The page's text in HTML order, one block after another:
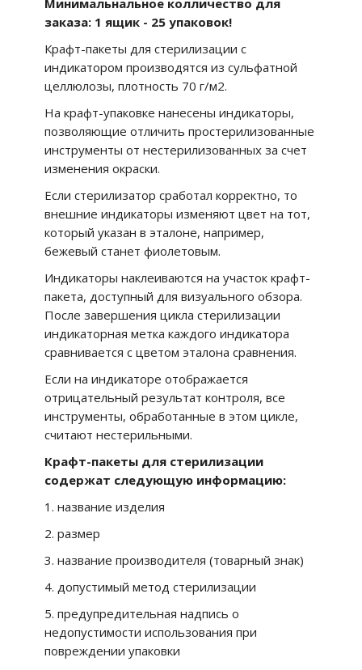
Минимальнальное колличество для
заказа: 1 ящик - 25 упаковок!
Крафт-пакеты для стерилизации с
индикатором производятся из сульфатной
целлюлозы, плотность 70 г/м2.
На крафт-упаковке нанесены индикаторы,
позволяющие отличить простерилизованные
инструменты от нестерилизованных за счет
изменения окраски.
Если стерилизатор сработал корректно, то
внешние индикаторы изменяют цвет на тот,
который указан в эталоне, например,
бежевый станет фиолетовым.
Индикаторы наклеиваются на участок крафт-
пакета, доступный для визуального обзора.
После завершения цикла стерилизации
индикаторная метка каждого индикатора
сравнивается с цветом эталона сравнения.
Если на индикаторе отображается
отрицательный результат контроля, все
инструменты, обработанные в этом цикле,
считают нестерильными.
Крафт-пакеты для стерилизации
содержат следующую информацию:
1. название изделия
2. размер
3. название производителя (товарный знак)
4. допустимый метод стерилизации
5. предупредительная надпись о
недопустимости использования при
повреждении упаковки